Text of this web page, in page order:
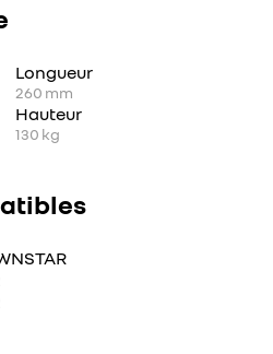
Longueur
260 mm
Hauteur
130 kg